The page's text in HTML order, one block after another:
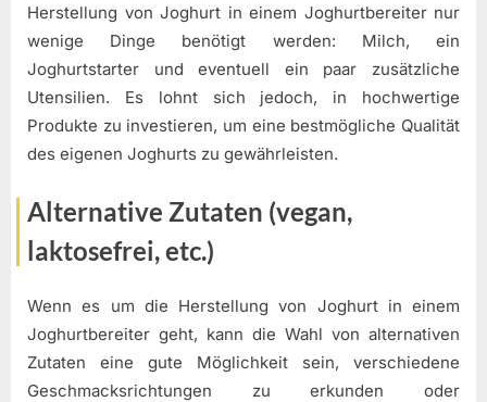
Herstellung von Joghurt in einem Joghurtbereiter nur
wenige Dinge benötigt werden: Milch, ein
Joghurtstarter und eventuell ein paar zusätzliche
Utensilien. Es lohnt sich jedoch, in hochwertige
Produkte zu investieren, um eine bestmögliche Qualität
des eigenen Joghurts zu gewährleisten.
Alternative Zutaten (vegan,
laktosefrei, etc.)
Wenn es um die Herstellung von Joghurt in einem
Joghurtbereiter geht, kann die Wahl von alternativen
Zutaten eine gute Möglichkeit sein, verschiedene
Geschmacksrichtungen zu erkunden oder